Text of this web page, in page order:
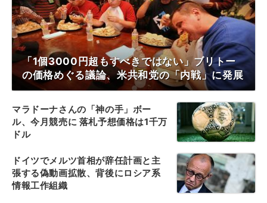
「1個3000円超もすべきではない」ブリトー
の価格めぐる議論、米共和党の「内戦」に発展
マラドーナさんの「神の手」ボー
ル、今月競売に 落札予想価格は1千万
ドル
ドイツでメルツ首相が辞任計画と主
張する偽動画拡散、背後にロシア系
情報工作組織